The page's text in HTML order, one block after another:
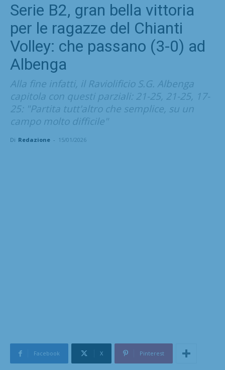
Serie B2, gran bella vittoria
per le ragazze del Chianti
Volley: che passano (3-0) ad
Albenga
Alla fine infatti, il Raviolificio S.G. Albenga
capitola con questi parziali: 21-25, 21-25, 17-
25: "Partita tutt'altro che semplice, su un
campo molto difficile"
Di Redazione - 15/01/2026
Facebook X Pinterest